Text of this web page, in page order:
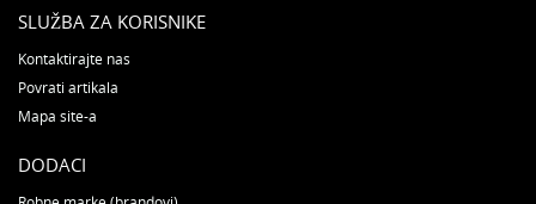
SLUŽBA ZA KORISNIKE
Kontaktirajte nas
Povrati artikala
Mapa site-a
DODACI